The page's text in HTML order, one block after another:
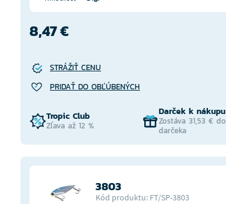
8,47 €
STRÁŽIŤ CENU
PRIDAŤ DO OBĽÚBENÝCH
Tropic Club
Zľava až 12 %
Darček k nákupu
Zostáva 31,53 € do
darčeka
3803
Kód produktu: FT/SP-3803